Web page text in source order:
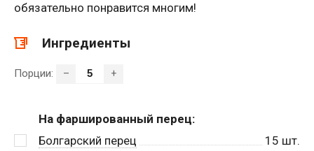
обязательно понравится многим!
Ингредиенты
Порции: – +
На фаршированный перец:
Болгарский перец
15 шт.